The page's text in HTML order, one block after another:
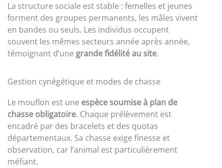
La structure sociale est stable : femelles et jeunes
forment des groupes permanents, les mâles vivent
en bandes ou seuls. Les individus occupent
souvent les mêmes secteurs année après année,
témoignant d’une grande fidélité au site.
Gestion cynégétique et modes de chasse
Le mouflon est une espèce soumise à plan de
chasse obligatoire. Chaque prélèvement est
encadré par des bracelets et des quotas
départementaux. Sa chasse exige finesse et
observation, car l’animal est particulièrement
méfiant.